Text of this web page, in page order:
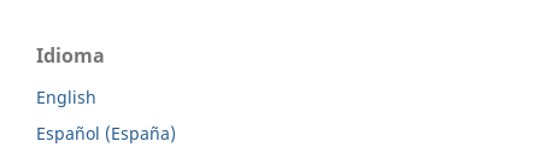
Idioma
English
Español (España)